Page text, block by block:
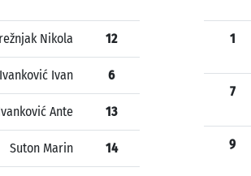
Nikola 12
Ivanković Ivan 6
Ante 13
Suton Marin 14
1
7
9